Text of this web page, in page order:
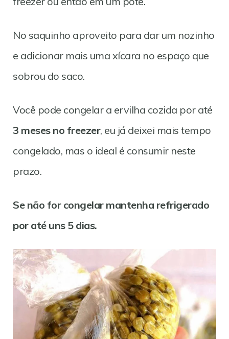
No saquinho aproveito para dar um nozinho
e adicionar mais uma xícara no espaço que
sobrou do saco.
Você pode congelar a ervilha cozida por até
3 meses no freezer, eu já deixei mais tempo
congelado, mas o ideal é consumir neste
prazo.
Se não for congelar mantenha refrigerado
por até uns 5 dias.